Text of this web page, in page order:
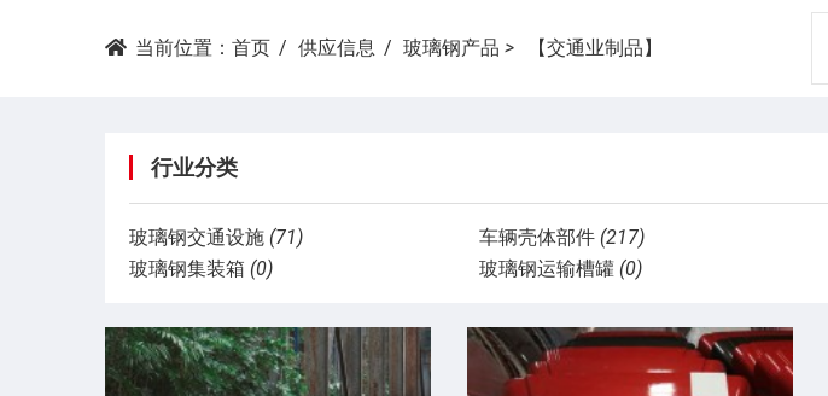
当前位置： 首页 供应信息 玻璃钢产品 > 【交通业制品】
行业分类
玻璃钢交通设施 (71) 车辆壳体部件 (217)
玻璃钢集装箱 (0) 玻璃钢运输槽罐 (0)